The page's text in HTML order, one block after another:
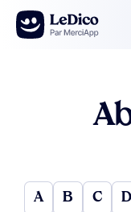
Aller au contenu
A B C D